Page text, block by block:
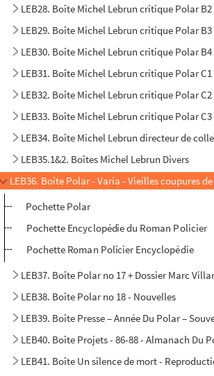
LEB28. Boîte Michel Lebrun critique Polar B2
LEB29. Boîte Michel Lebrun critique Polar B3
LEB30. Boîte Michel Lebrun critique Polar B4
LEB31. Boîte Michel Lebrun critique Polar C1
LEB32. Boîte Michel Lebrun critique Polar C2
LEB33. Boîte Michel Lebrun critique Polar C3
LEB34. Boîte Michel Lebrun directeur de
LEB35.1&2. Boîtes Michel Lebrun Divers
LEB36. Boîte Polar - Varia - Vieilles coupures
Pochette Polar
Pochette Encyclopédie du Roman Policier
Pochette Roman Policier Encyclopédie
LEB37. Boîte Polar no 17 + Dossier Marc
LEB38. Boîte Polar no 18 - Nouvelles
LEB39. Boîte Presse – Année Du Polar –
LEB40. Boîte Projets - 86-88 - Almanach Du
LEB41. Boîte Un silence de mort -